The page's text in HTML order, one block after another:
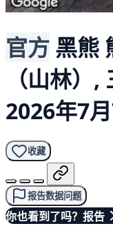
官方 黑熊
（山林）,
2026年7
收藏
报告数据问题
你也看到了吗？报告